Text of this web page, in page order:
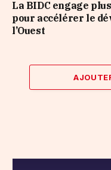
La BIDC engage
pour accélérer le
l’Ouest